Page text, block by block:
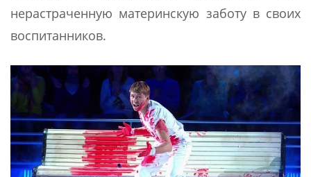
нерастраченную материнскую заботу в своих
воспитанников.